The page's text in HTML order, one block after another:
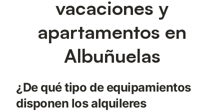
vacaciones y
apartamentos en
Albuñuelas
¿De qué tipo de equipamientos
disponen los alquileres